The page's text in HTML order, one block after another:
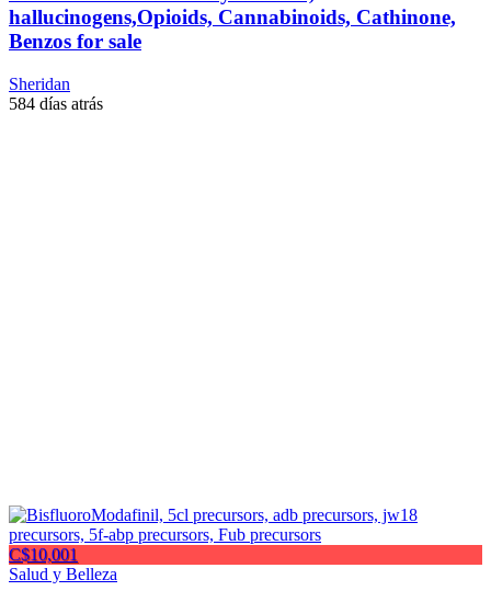
hallucinogens,Opioids, Cannabinoids, Cathinone,
Benzos for sale
Sheridan
584 días atrás
C$10,001
Salud y Belleza